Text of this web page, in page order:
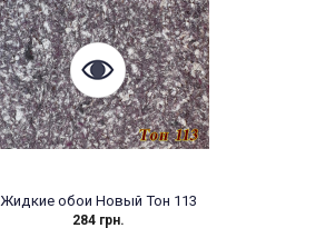
Жидкие обои Новый Тон 113
284 грн.